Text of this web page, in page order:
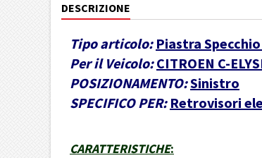
DESCRIZIONE
Tipo articolo: Piastra
Per il Veicolo: CITROEN C-
POSIZIONAMENTO:Sinistro
SPECIFICO PER: Retrovisori
CARATTERISTICHE: